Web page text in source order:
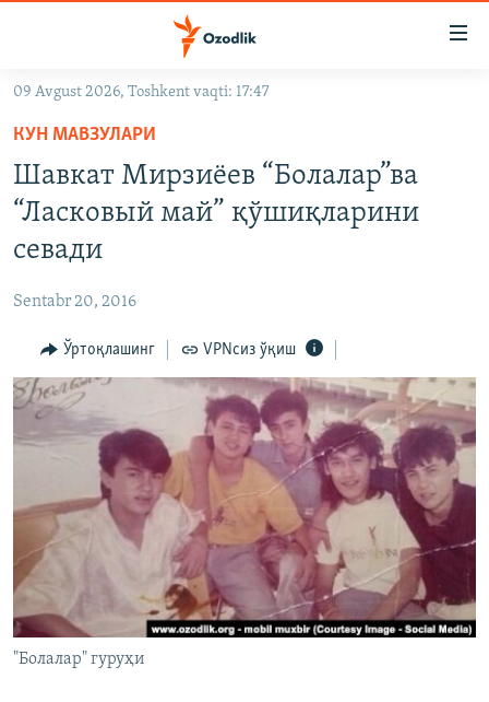
Асосий
навигацияга
ўтинг
Қидиришга
ўтинг
OZODARXIV
На русском
ИЖТИМОИЙ ТАРМОҚЛАР
Озодлик бошқа тилларда
09 Avgust 2026, Toshkent vaqti: 17:47
КУН МАВЗУЛАРИ
Шавкат Мирзиëев “Болалар”ва
“Ласковый май” қўшиқларини
севади
Sentabr 20, 2016
Ўртоқлашинг VPNсиз ўқиш
"Болалар" гуруҳи